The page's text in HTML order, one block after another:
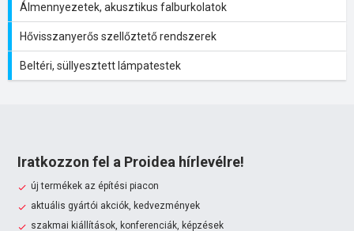
Álmennyezetek, akusztikus falburkolatok
Hővisszanyerős szellőztető rendszerek
Beltéri, süllyesztett lámpatestek
Iratkozzon fel a Proidea hírlevélre!
új termékek az építési piacon
aktuális gyártói akciók, kedvezmények
szakmai kiállítások, konferenciák, képzések